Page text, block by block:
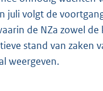
juli volgt de
de NZa zowel
stand van zaken
weergeven.